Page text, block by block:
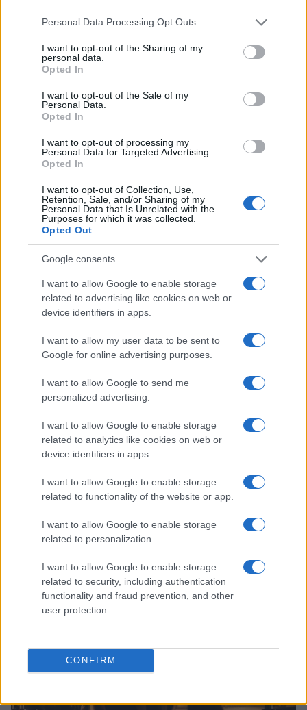
Please note that this website/app uses one or more Google
not limited to your visit or usage behaviour. You may click to
grant or deny consent to Google and its third-party tags to
use your data for below specified purposes in below Google
consent section.
Personal Data Processing Opt Outs
I want to opt-out of the Sharing of my
personal data.
Opted In
I want to opt-out of the Sale of my
Personal Data.
Opted In
I want to opt-out of processing my
Personal Data for Targeted Advertising.
Opted In
I want to opt-out of Collection, Use,
Retention, Sale, and/or Sharing of my
Personal Data that Is Unrelated with the
Purposes for which it was collected.
Opted Out
Google consents
I want to allow Google to enable storage
related to advertising like cookies on web or
device identifiers in apps.
I want to allow my user data to be sent to
Google for online advertising purposes.
I want to allow Google to send me
personalized advertising.
I want to allow Google to enable storage
related to analytics like cookies on web or
device identifiers in apps.
I want to allow Google to enable storage
related to functionality of the website or app.
I want to allow Google to enable storage
related to personalization.
I want to allow Google to enable storage
related to security, including authentication
functionality and fraud prevention, and other
user protection.
CONFIRM
preferisca il calore dello strumento, il racconto
approccio più spoglio e lirico, la scelta è ricca e
stimolante per chi cerca nuovi stimoli musicali.
Edoardo Vitali
Edoardo Vitali ha coordinato la copertura
Palermo, sostenendo la linea editoriale sulla
trasparenza fiscale. Capo redattore
economia, porta in redazione un tratto
pragmatico e un dettaglio personale:
delle Lapidi.
Continua a leggere